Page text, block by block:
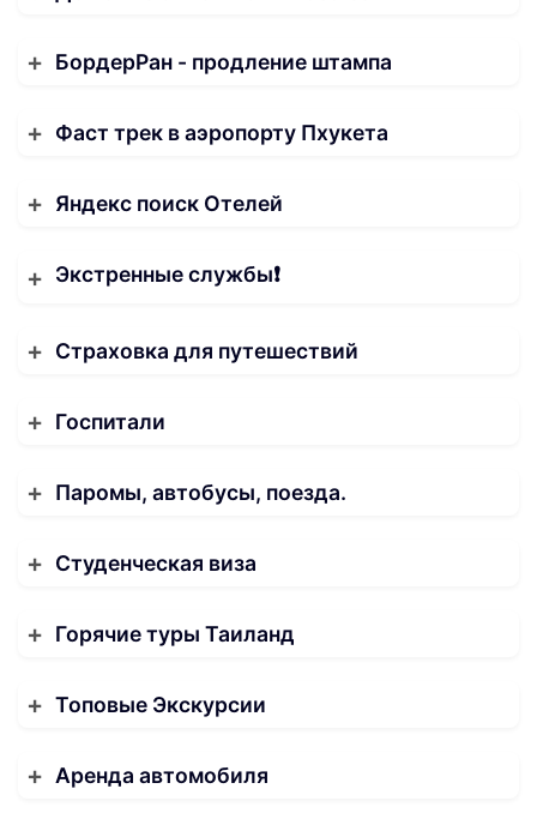
БордерРан - продление штампа
Фаст трек в аэропорту Пхукета
Яндекс поиск Отелей
Экстренные службы❗️
Страховка для путешествий
Госпитали
Паромы, автобусы, поезда.
Студенческая виза
Горячие туры Таиланд
Топовые Экскурсии
Аренда автомобиля